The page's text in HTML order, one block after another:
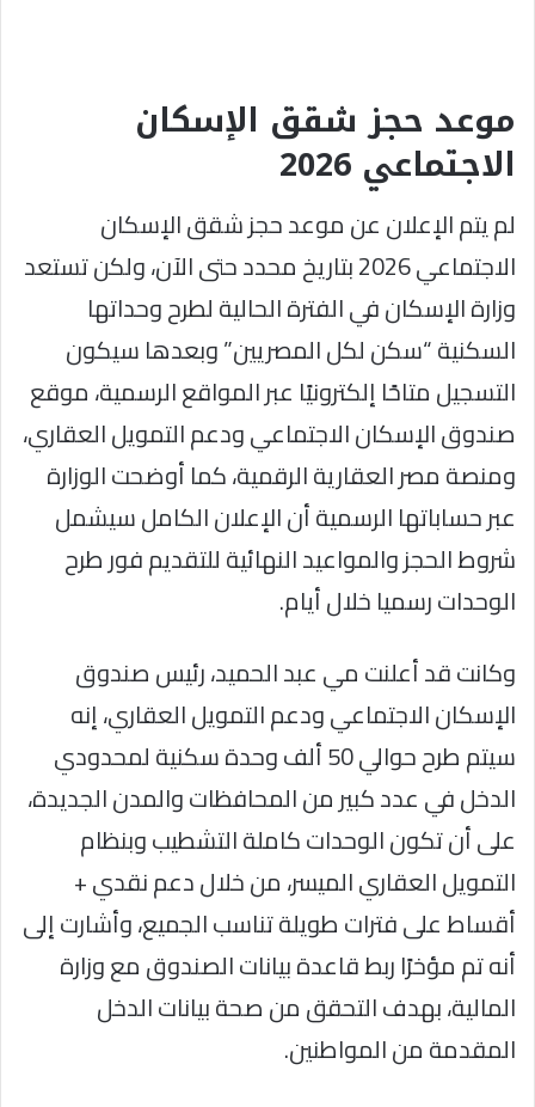
موعد حجز شقق الإسكان
الاجتماعي 2026
لم يتم الإعلان عن موعد حجز شقق الإسكان
الاجتماعي 2026 بتاريخ محدد حتى الآن، ولكن تستعد
وزارة الإسكان في الفترة الحالية لطرح وحداتها
السكنية “سكن لكل المصريين” وبعدها سيكون
التسجيل متاحًا إلكترونيًا عبر المواقع الرسمية، موقع
صندوق الإسكان الاجتماعي ودعم التمويل العقاري،
ومنصة مصر العقارية الرقمية، كما أوضحت الوزارة
عبر حساباتها الرسمية أن الإعلان الكامل سيشمل
شروط الحجز والمواعيد النهائية للتقديم فور طرح
الوحدات رسميا خلال أيام.
وكانت قد أعلنت مي عبد الحميد، رئيس صندوق
الإسكان الاجتماعي ودعم التمويل العقاري، إنه
سيتم طرح حوالي 50 ألف وحدة سكنية لمحدودي
الدخل في عدد كبير من المحافظات والمدن الجديدة،
على أن تكون الوحدات كاملة التشطيب وبنظام
التمويل العقاري الميسر، من خلال دعم نقدي +
أقساط على فترات طويلة تناسب الجميع، وأشارت إلى
أنه تم مؤخرًا ربط قاعدة بيانات الصندوق مع وزارة
المالية، بهدف التحقق من صحة بيانات الدخل
المقدمة من المواطنين.